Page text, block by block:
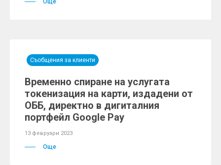
Още
Съобщения за клиенти
Временно спиране на услугата
токенизация на карти, издадени от
ОББ, директно в дигиталния
портфейл Google Pay
13 февруари 2023
Още